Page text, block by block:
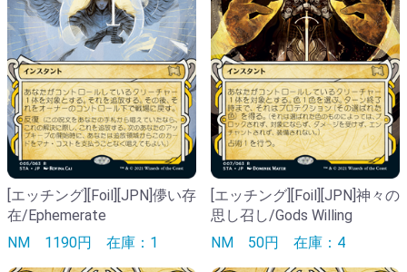
[エッチング][Foil][JPN]儚い存
在/Ephemerate
NM 1190円 在庫：1
[エッチング][Foil][JPN]神々の
思し召し/Gods Willing
NM 50円 在庫：4